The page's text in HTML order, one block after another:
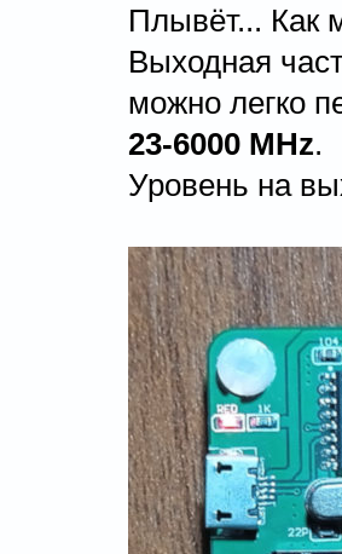
Плывёт... Как
Выходная
можно легко
23-6000 MHz.
Уровень на